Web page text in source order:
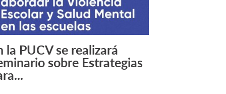
Leer más +
la PUCV se realizará
sobre Estrategias